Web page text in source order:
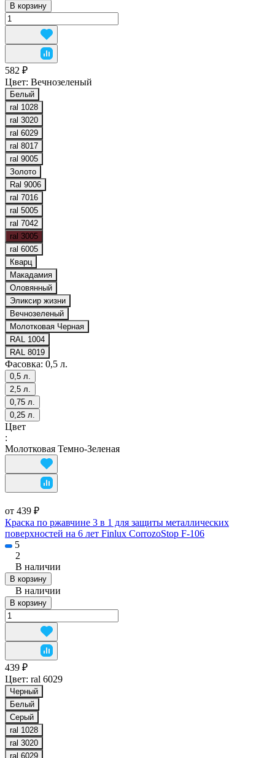
В корзину
582 ₽
Цвет: Вечнозеленый
Белый
ral 1028
ral 3020
ral 6029
ral 8017
ral 9005
Золото
Ral 9006
ral 7016
ral 5005
ral 7042
ral 3005
ral 6005
Кварц
Макадамия
Оловянный
Эликсир жизни
Вечнозеленый
Молотковая Черная
RAL 1004
RAL 8019
Фасовка: 0,5 л.
0,5 л.
2,5 л.
0,75 л.
0,25 л.
Цвет
:
Молотковая Темно-Зеленая
от 439 ₽
Краска по ржавчине 3 в 1 для защиты металлических
поверхностей на 6 лет Finlux CorrozoStop F-106
5
2
В наличии
В корзину
В наличии
В корзину
439 ₽
Цвет: ral 6029
Черный
Белый
Серый
ral 1028
ral 3020
ral 6029